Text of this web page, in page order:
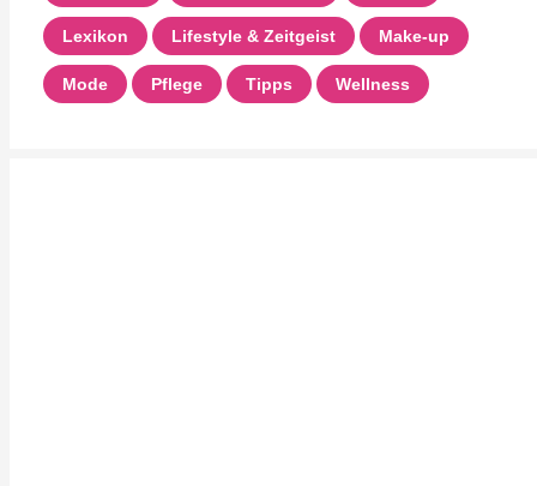
Lexikon Lifestyle & Zeitgeist Make-up
Mode Pflege Tipps Wellness